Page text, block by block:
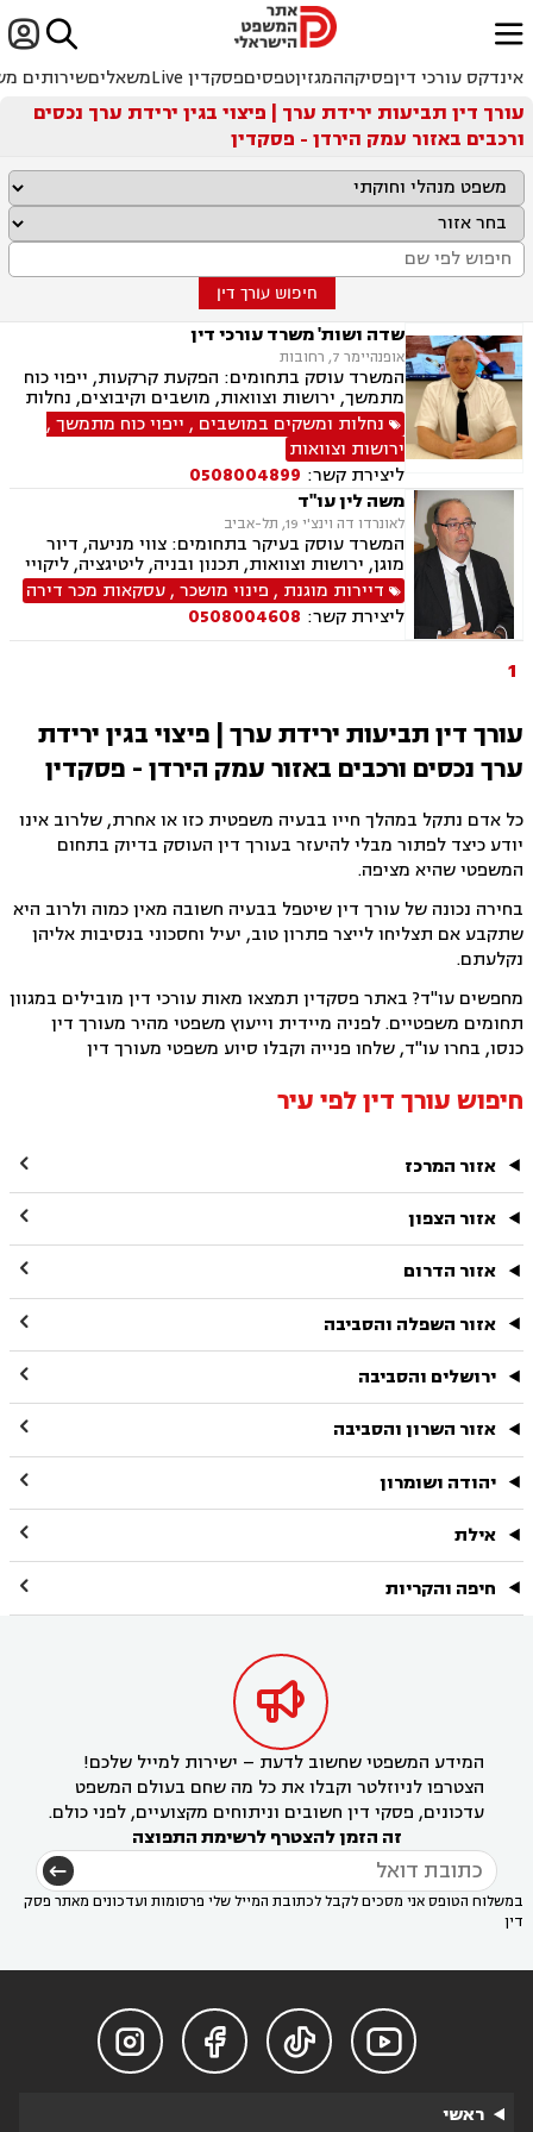

ﱐ
אינדקס עורכי דיןפסיקההמגזיןטפסיםפסקדין Live משאליםשירותים
עורך דין תביעות ירידת ערך | פיצוי בגין ירידת ערך נכסים
ורכבים באזור עמק הירדן - פסקדין
חיפוש עורך דין
שדה ושות' משרד עורכי דין
אופנהיימר 7, רחובות
המשרד עוסק בתחומים: הפקעת קרקעות, ייפוי כוח
מתמשך, ירושות וצוואות, מושבים וקיבוצים, נחלות
ומשקים במושבים, אגודות שיתופיות, רשות מקרקעי
ישראל, תכנון ובניה, עסקאות מכר דירה, ייצוג עסקים
ובעלי עסקים בגביית חובות בבתי משפט והוצאה
לפועל, ליטיגציה מסחרית
נחלות ומשקים במושבים , ייפוי כוח מתמשך,
ירושות וצוואות
ליצירת קשר: 0508004899
משה לין עו"ד
לאונרדו דה וינצ'י 19, תל-אביב
המשרד עוסק בעיקר בתחומים: צווי מניעה, דיור
מוגן, ירושות וצוואות, תכנון ובניה, ליטיגציה, ליקויי
בנייה, מושבים וקיבוצים, עסקאות מכר דירה, פינוי
בינוי, קבוצות רכישה, תמ"א 38, דיירות מוגנת, איכות
הסביבה, אפוטרופסות, היטל השבחה, פינוי מושכר,
צווי הריסה, רישוי עסקים, תביעות ירידת ערך, ייפוי
דיירות מוגנת , פינוי מושכר,עסקאות מכר דירה
ליצירת קשר: 0508004608
1
עורך דין תביעות ירידת ערך | פיצוי בגין ירידת
ערך נכסים ורכבים באזור עמק הירדן - פסקדין
כל אדם נתקל במהלך חייו בבעיה משפטית כזו או אחרת, שלרוב אינו
יודע כיצד לפתור מבלי להיעזר בעורך דין העוסק בדיוק בתחום
המשפטי שהיא מציפה.
בחירה נכונה של עורך דין שיטפל בבעיה חשובה מאין כמוה ולרוב היא
שתקבע אם תצליחו לייצר פתרון טוב, יעיל וחסכוני בנסיבות אליהן
נקלעתם.
מחפשים עו"ד? באתר פסקדין תמצאו מאות עורכי דין מובילים במגוון
תחומים משפטיים. לפניה מיידית וייעוץ משפטי מהיר מעורך דין
כנסו, בחרו עו"ד, שלחו פנייה וקבלו סיוע משפטי מעורך דין
חיפוש עורך דין לפי עיר
אזור המרכז 
אזור הצפון 
אזור הדרום 
אזור השפלה והסביבה 
ירושלים והסביבה 
אזור השרון והסביבה 
יהודה ושומרון 
אילת 
חיפה והקריות 

המידע המשפטי שחשוב לדעת – ישירות למייל שלכם!
הצטרפו לניוזלטר וקבלו את כל מה שחם בעולם המשפט
עדכונים, פסקי דין חשובים וניתוחים מקצועיים, לפני כולם.
זה הזמן להצטרף לרשימת התפוצה
במשלוח הטופס אני מסכים לקבל לכתובת המייל שלי פרסומות ועדכונים מאתר פסק
דין




ראשי